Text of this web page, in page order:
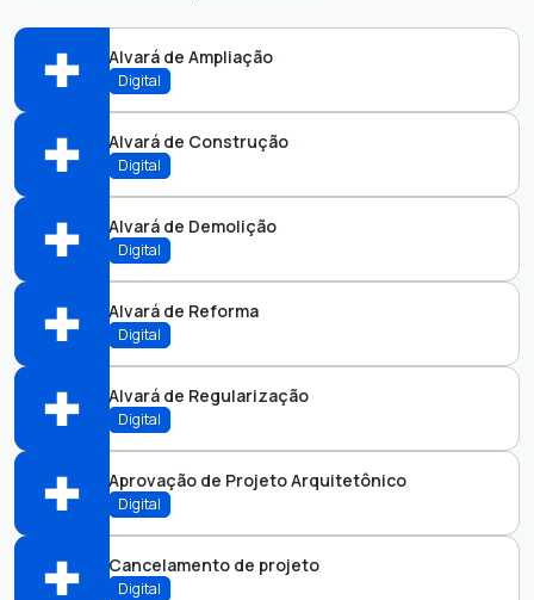
Ouvidoria
Solo
Vistoria
Alvará de Ampliação
Digital
Abrir online > Via protocolo 1Doc
Alvará de Construção
Digital
Abrir online > Via protocolo 1Doc
Alvará de Demolição
Digital
Abrir online > Via protocolo 1Doc
Alvará de Reforma
Digital
Abrir online > Via protocolo 1Doc
Alvará de Regularização
Digital
Abrir online > Via protocolo 1Doc
Aprovação de Projeto Arquitetônico
Digital
Abrir online > Via protocolo 1Doc
Cancelamento de projeto
Digital